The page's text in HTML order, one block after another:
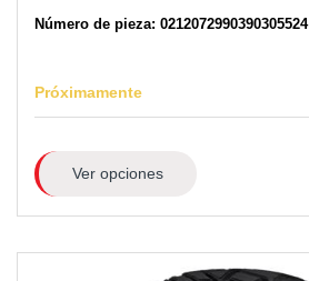
Número de pieza: 0212072990390305524
Próximamente
Ver opciones